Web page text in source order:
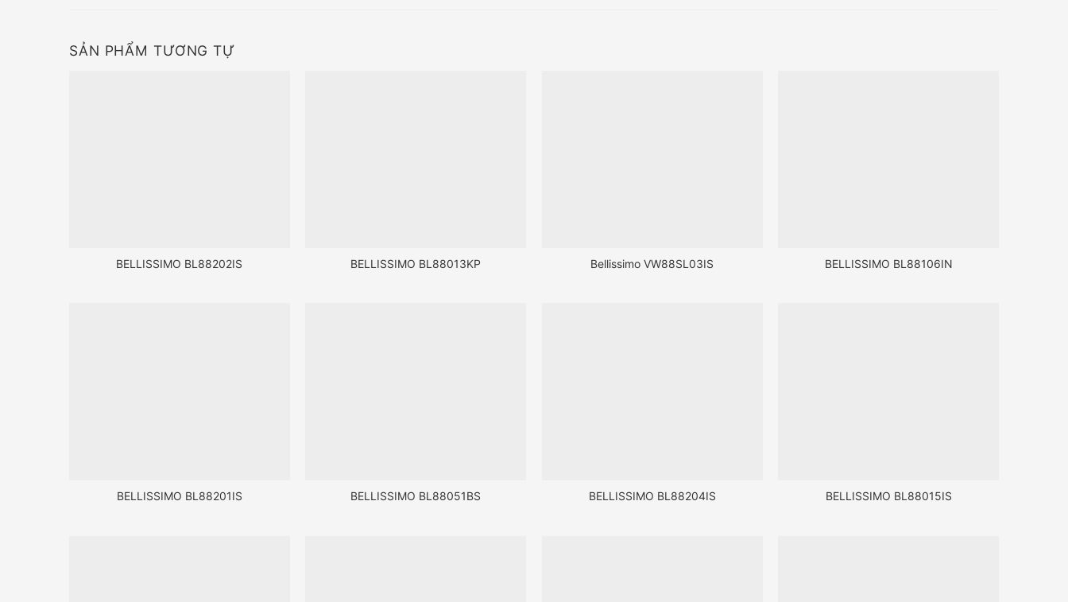
SẢN PHẨM TƯƠNG TỰ
BELLISSIMO BL88202IS BELLISSIMO BL88013KP Bellissimo VW88SL03IS BELLISSIMO BL88106IN
BELLISSIMO BL88201IS BELLISSIMO BL88051BS BELLISSIMO BL88204IS BELLISSIMO BL88015IS